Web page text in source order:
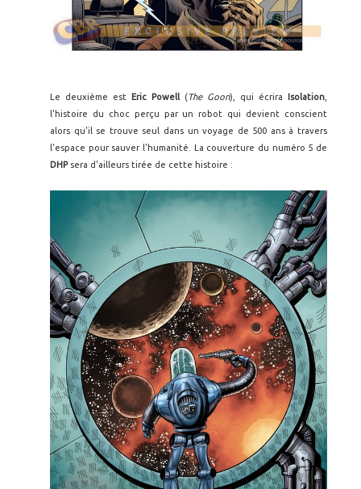
Le deuxième est Eric Powell(The Goon), qui écrira Isolation,
l'histoire du choc perçu par un robot qui devient conscient
alors qu'il se trouve seul dans un voyage de 500 ans à travers
l'espace pour sauver l'humanité. La couverture du numéro 5 de
DHPsera d'ailleurs tirée de cette histoire :